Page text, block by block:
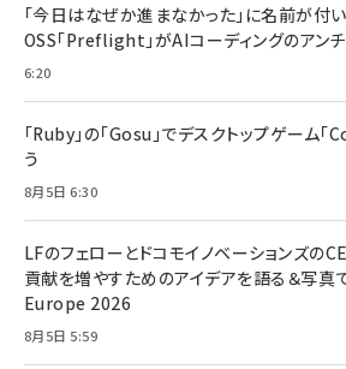
「今日はなぜか進まなかった」に名前が付
OSS「Preflight」がAIコーディングのアン
6:20
「Ruby」の「Gosu」でデスクトップゲーム
う
8月5日 6:30
LFのフェローとドコモイノベーションズの
貢献を増やすためのアイデアを語る＆写
Europe 2026
8月5日 5:59